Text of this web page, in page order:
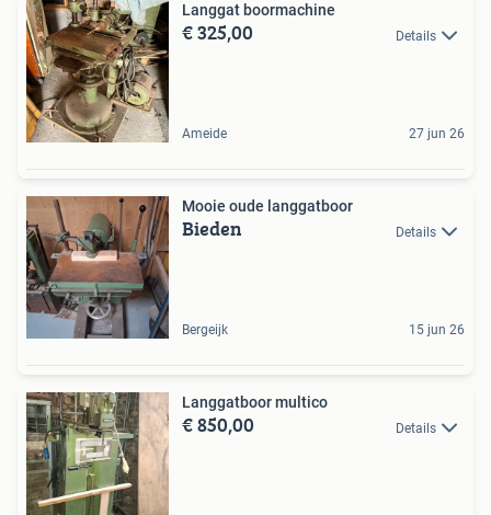
Langgat boormachine
€ 325,00 Details
Ameide 27 jun 26
Mooie oude langgatboor
Bieden Details
Bergeijk 15 jun 26
Langgatboor multico
€ 850,00 Details